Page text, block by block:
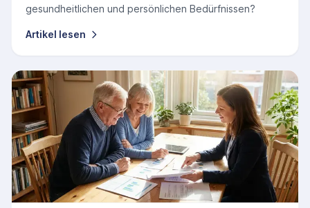
gesundheitlichen und persönlichen Bedürfnissen?
Artikel lesen